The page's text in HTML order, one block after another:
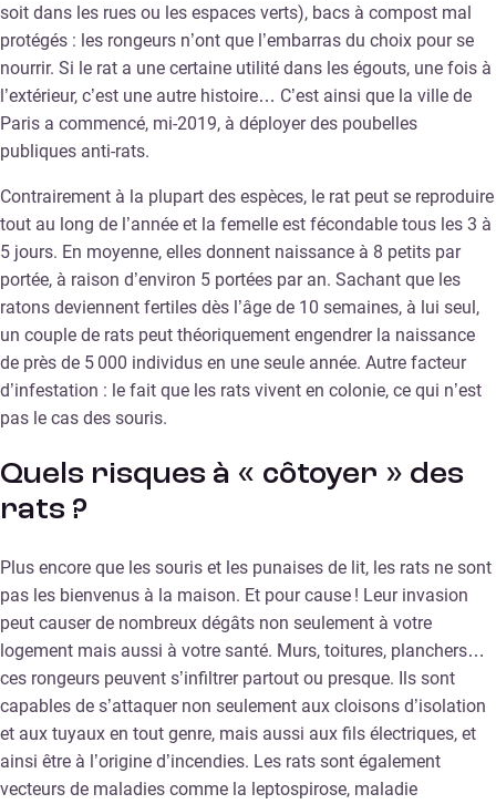
soit dans les rues ou les espaces verts), bacs à compost mal
protégés : les rongeurs n’ont que l’embarras du choix pour se
nourrir. Si le rat a une certaine utilité dans les égouts, une fois à
l’extérieur, c’est une autre histoire… C’est ainsi que la ville de
Paris a commencé, mi-2019, à déployer des poubelles
publiques anti-rats.
Contrairement à la plupart des espèces, le rat peut se reproduire
tout au long de l’année et la femelle est fécondable tous les 3 à
5 jours. En moyenne, elles donnent naissance à 8 petits par
portée, à raison d’environ 5 portées par an. Sachant que les
ratons deviennent fertiles dès l’âge de 10 semaines, à lui seul,
un couple de rats peut théoriquement engendrer la naissance
de près de 5 000 individus en une seule année. Autre facteur
d’infestation : le fait que les rats vivent en colonie, ce qui n’est
pas le cas des souris.
Quels risques à « côtoyer » des
rats ?
Plus encore que les souris et les punaises de lit, les rats ne sont
pas les bienvenus à la maison. Et pour cause ! Leur invasion
peut causer de nombreux dégâts non seulement à votre
logement mais aussi à votre santé. Murs, toitures, planchers…
ces rongeurs peuvent s’infiltrer partout ou presque. Ils sont
capables de s’attaquer non seulement aux cloisons d’isolation
et aux tuyaux en tout genre, mais aussi aux fils électriques, et
ainsi être à l’origine d’incendies. Les rats sont également
vecteurs de maladies comme la leptospirose, maladie